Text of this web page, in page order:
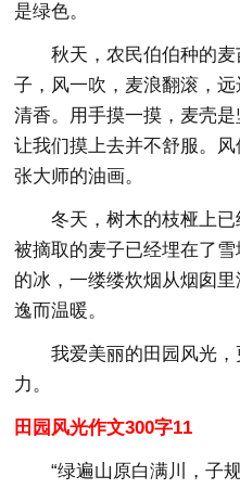
是绿色。
秋天，农民伯伯种的
子，风一吹，麦浪翻滚，
清香。用手摸一摸，麦壳
让我们摸上去并不舒服。
张大师的油画。
冬天，树木的枝桠上
被摘取的麦子已经埋在了
的冰，一缕缕炊烟从烟囱
逸而温暖。
我爱美丽的田园风光
力。
田园风光作文300字11
“绿遍山原白满川，子